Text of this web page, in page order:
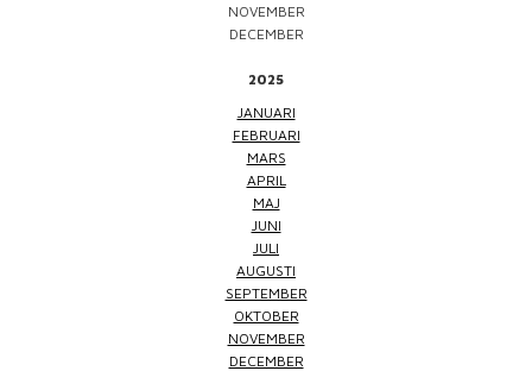
NOVEMBER
DECEMBER
2025
JANUARI
FEBRUARI
MARS
APRIL
MAJ
JUNI
JULI
AUGUSTI
SEPTEMBER
OKTOBER
NOVEMBER
DECEMBER